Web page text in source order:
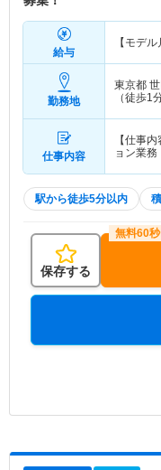
給与
【モデル
勤務地
東京都
（徒歩1
仕事内容
【仕事内容
ョン業務
駅から徒歩5分以内
保存する